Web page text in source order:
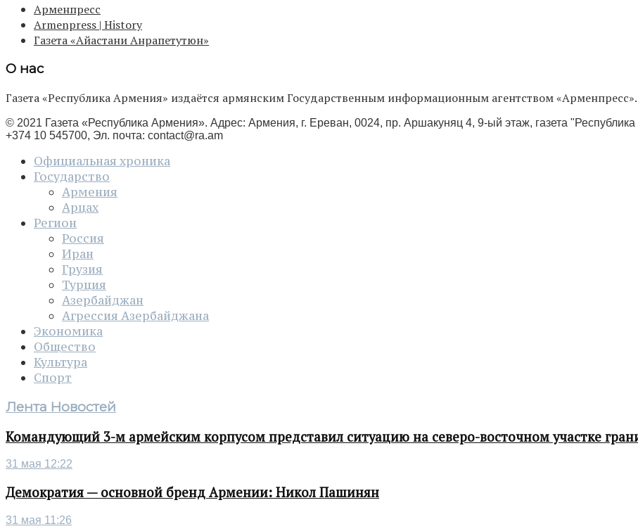
Арменпресс
Armenpress | History
Газета «Айастани Анрапетутюн»
О нас
Газета «Республика Армения» издаётся армянским Государственным информационным агентством «Арменпресс».
© 2021 Газета «Республика Армения». Адрес: Армения, г. Ереван, 0024, пр. Аршакуняц 4, 9-ый этаж, газета
+374 10 545700, Эл. почта: contact@ra.am
Официальная хроника
Государство
Армения
Арцах
Регион
Россия
Иран
Грузия
Турция
Азербайджан
Агрессия Азербайджана
Экономика
Общество
Культура
Спорт
Лента Новостей
Командующий 3-м армейским корпусом представил ситуацию на северо-восточном участке
31 мая 12:22
Демократия — основной бренд Армении: Никол Пашинян
31 мая 11:26